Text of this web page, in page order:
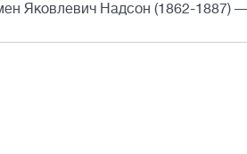
Яковлевич Надсон (1862-1887) —